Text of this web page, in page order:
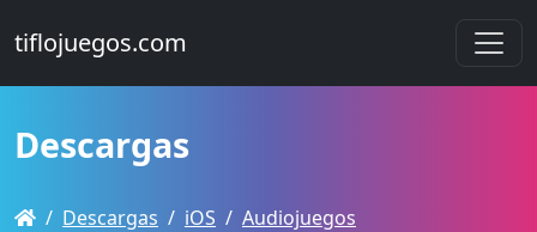
tiflojuegos.com
Descargas
Descargas iOS Audiojuegos